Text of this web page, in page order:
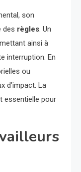
son
des règles. Un
ainsi à
interruption. En
ou
d’impact. La
essentielle pour